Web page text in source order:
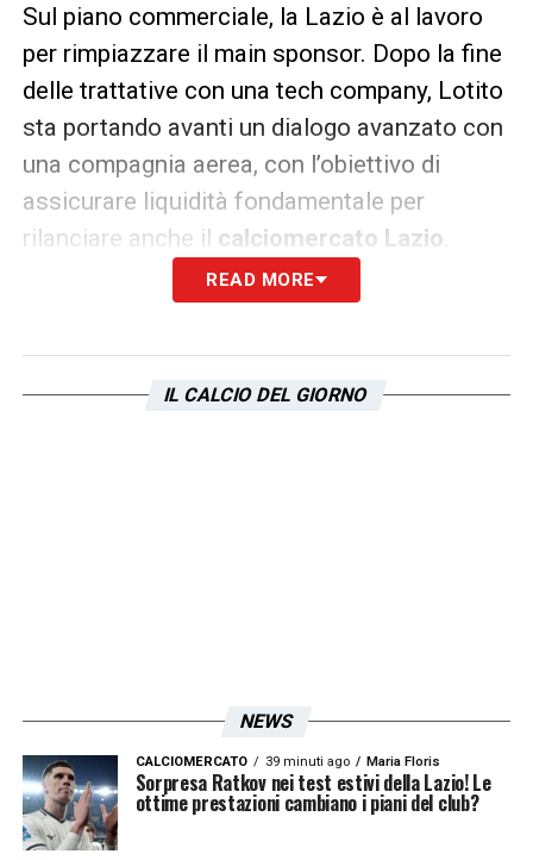
Sul piano commerciale, la Lazio è al lavoro
per rimpiazzare il main sponsor. Dopo la fine
delle trattative con una tech company, Lotito
sta portando avanti un dialogo avanzato con
una compagnia aerea, con l’obiettivo di
assicurare liquidità fondamentale per
rilanciare anche il calciomercato Lazio
Il nodo più urgente, tuttavia, riguarda proprio
parametro del “costo del lavoro allargato”,
Insomma, se oggi i numeri sono in rosso, il
piano del club è chiaro: riportare stabilità
finanziaria e rilanciare il progetto tecnico
attraverso una gestione sostenibile del
READ MORE
IL CALCIO DEL GIORNO
NEWS
CALCIOMERCATO 39 minuti ago Maria Floris
Sorpresa Ratkov nei test estivi della Lazio! Le
ottime prestazioni cambiano i piani del club?